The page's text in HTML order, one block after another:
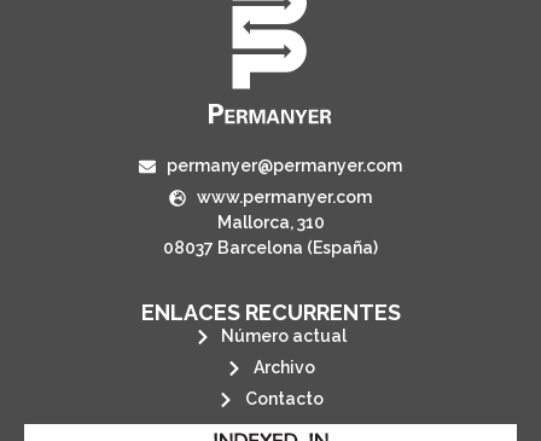
permanyer@permanyer.com
www.permanyer.com
Mallorca, 310
08037 Barcelona (España)
ENLACES RECURRENTES
Número actual
Archivo
Contacto